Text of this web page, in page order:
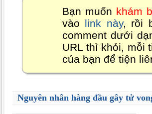
Bạn muốn khám
vào link này, rồi
comment dưới
URL thì khỏi, mỗi
của bạn để tiện
Nguyên nhân hàng đầu gây tử